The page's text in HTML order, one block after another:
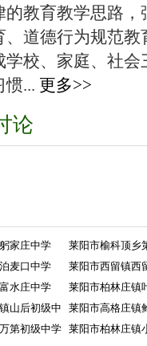
教育教学思路
道德行为规范
校、家庭、社
惯... 更多>>
论
家庄中学
莱阳市榆科顶乡
麦口中学
莱阳市西留镇西
水庄中学
莱阳市柏林庄镇
山后初级中
莱阳市高格庄镇
第初级中学 莱阳市柏林庄镇